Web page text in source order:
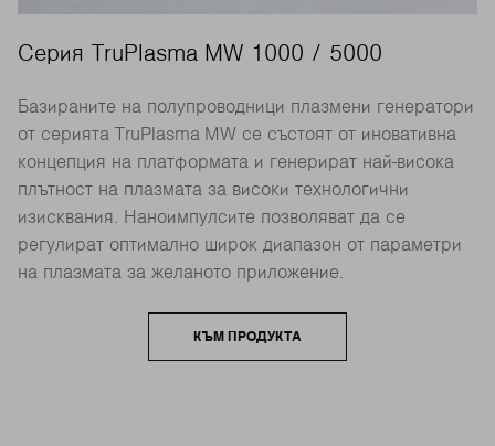
Серия TruPlasma MW 1000 / 5000
Базираните на полупроводници плазмени генератори
от серията TruPlasma MW се състоят от иновативна
концепция на платформата и генерират най-висока
плътност на плазмата за високи технологични
изисквания. Наноимпулсите позволяват да се
регулират оптимално широк диапазон от параметри
на плазмата за желаното приложение.
КЪМ ПРОДУКТА